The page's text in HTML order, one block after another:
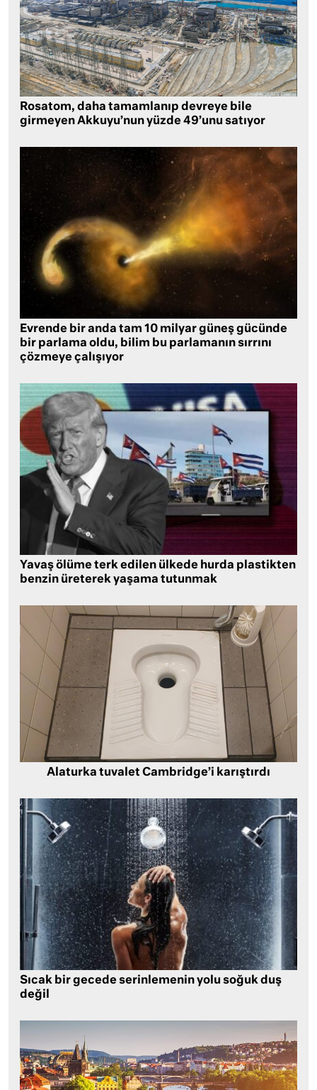
Rosatom, daha tamamlanıp devreye bile
girmeyen Akkuyu’nun yüzde 49’unu satıyor
Evrende bir anda tam 10 milyar güneş gücünde
bir parlama oldu, bilim bu parlamanın sırrını
çözmeye çalışıyor
Yavaş ölüme terk edilen ülkede hurda plastikten
benzin üreterek yaşama tutunmak
Alaturka tuvalet Cambridge’i karıştırdı
Sıcak bir gecede serinlemenin yolu soğuk duş
değil